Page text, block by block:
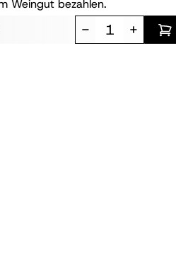
Weingut bezahlen.
- +